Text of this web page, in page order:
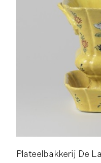
Plateelbakkerij De